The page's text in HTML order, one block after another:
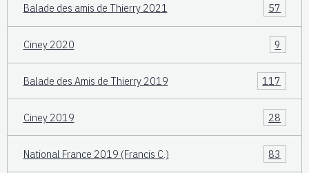
Balade des amis de Thierry 2021 57
Ciney 2020 9
Balade des Amis de Thierry 2019 117
Ciney 2019 28
National France 2019 (Francis C.) 83